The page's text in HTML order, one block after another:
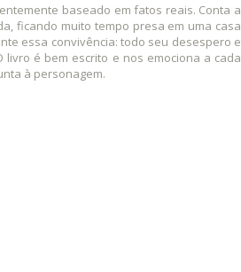
baseado em fatos reais. Conta a
ficando muito tempo presa em uma casa
essa convivência: todo seu desespero e
é bem escrito e nos emociona a cada
à personagem.